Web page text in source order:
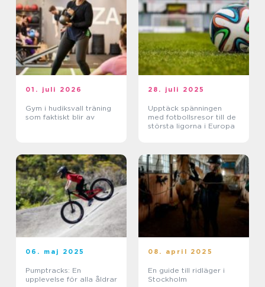
01. juli 2026
Gym i hudiksvall träning
som faktiskt blir av
28. juli 2025
Upptäck spänningen
med fotbollsresor till de
största ligorna i Europa
06. maj 2025
Pumptracks: En
upplevelse för alla åldrar
08. april 2025
En guide till ridläger i
Stockholm